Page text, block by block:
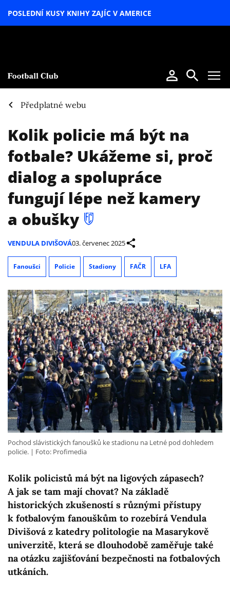
POSLEDNÍ KUSY KNIHY ZAJÍC V AMERICE
Předplatné webu
Kolik policie má být na
fotbale? Ukážeme si, proč
dialog a spolupráce
fungují lépe než kamery
a obušky
VENDULA DIVIŠOVÁ03. červenec 2025
Fanoušci Policie Stadiony FAČR LFA
Kolik policistů má být na ligových zápasech?
A jak se tam mají chovat? Na základě
historických zkušeností s různými přístupy
k fotbalovým fanouškům to rozebírá Vendula
Divišová z katedry politologie na Masarykově
univerzitě, která se dlouhodobě zaměřuje také
na otázku zajišťování bezpečnosti na fotbalových
utkáních.
Pochod slávistických fanoušků ke stadionu na Letné pod dohledem
policie.
Foto: Profimedia